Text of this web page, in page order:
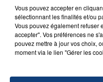
Vous pouvez accepter en
sélectionnant les finalités et/ou
Vous pouvez également refuser
accepter". Vos préférences ne
pouvez mettre à jour vos choix,
moment via le lien "Gérer les